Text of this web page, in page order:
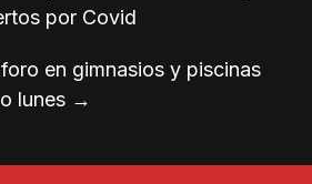
por Covid
en gimnasios y piscinas
lunes →